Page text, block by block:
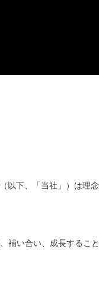
以下、「当社」）は理
補い合い、成長するこ